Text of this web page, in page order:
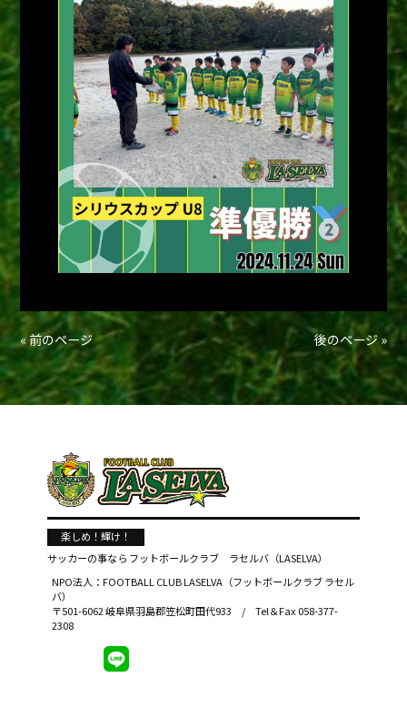
« 前のページ 後のページ »
楽しめ！輝け！
サッカーの事なら フットボールクラブ ラセルバ（LASELVA）
NPO法人：FOOTBALL CLUB LASELVA（フットボールクラブ ラセル
バ）
〒501-6062 岐阜県羽島郡笠松町田代933 / Tel＆Fax 058-377-
2308